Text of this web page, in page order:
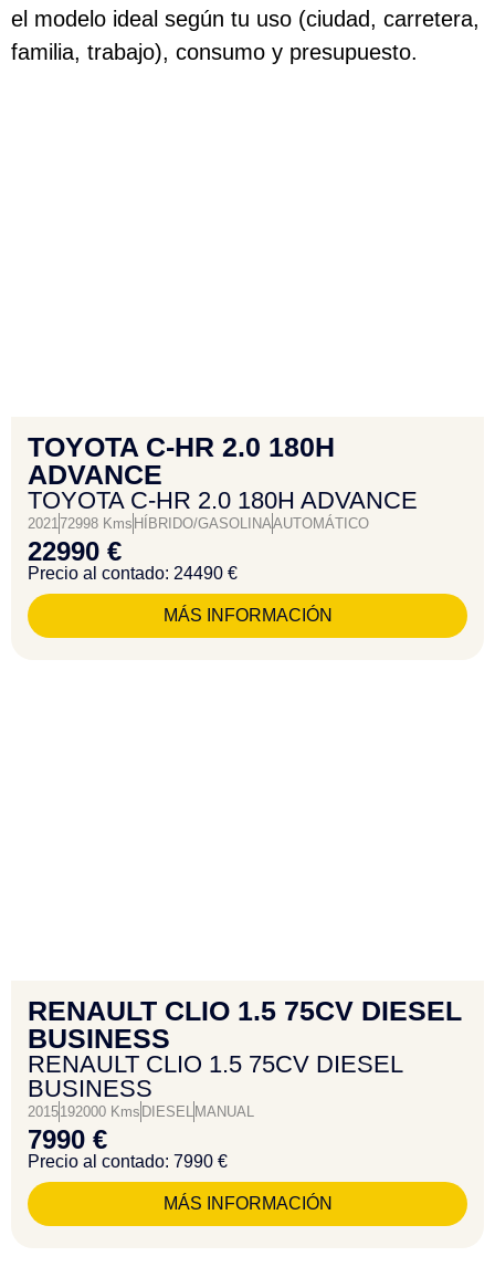
el modelo ideal según tu uso (ciudad, carretera,
familia, trabajo), consumo y presupuesto.
TOYOTA C-HR 2.0 180H
ADVANCE
TOYOTA C-HR 2.0 180H ADVANCE
2021 72998 Kms HÍBRIDO/GASOLINAAUTOMÁTICO
22990 €
Precio al contado: 24490 €
MÁS INFORMACIÓN
RENAULT CLIO 1.5 75CV DIESEL
BUSINESS
RENAULT CLIO 1.5 75CV DIESEL
BUSINESS
2015192000 Kms DIESEL MANUAL
7990 €
Precio al contado: 7990 €
MÁS INFORMACIÓN